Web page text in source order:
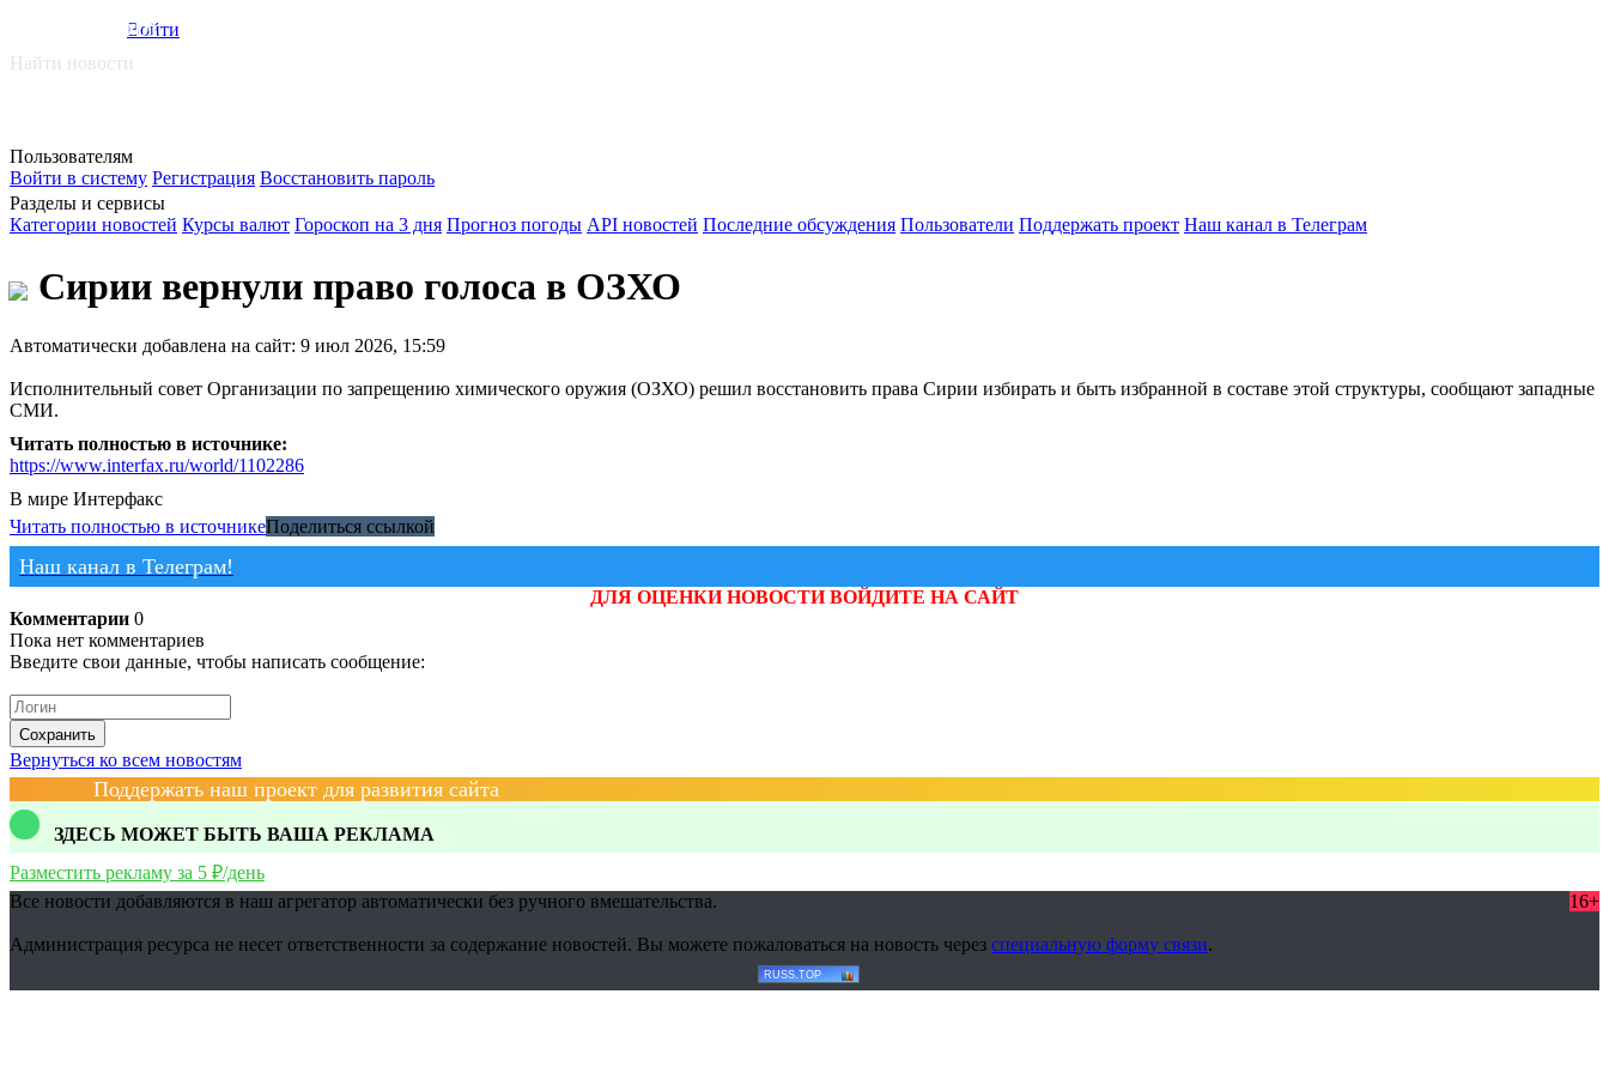
smi.mobi
Войти
Найти новости
Пользователям
Войти в систему Регистрация Восстановить пароль
Разделы и сервисы
Категории новостей Курсы валют Гороскоп на 3 дня Прогноз погоды API новостей Последние обсуждения Пользователи Поддержать проект Наш канал в Телеграм
Сирии вернули право голоса в ОЗХО
Автоматически добавлена на сайт: 9 июл 2026, 15:59
Исполнительный совет Организации по запрещению химического оружия (ОЗХО) решил восстановить права Сирии избирать и быть избранной в составе этой структуры, сообщают западные
СМИ.
Читать полностью в источнике:
https://www.interfax.ru/world/1102286
В мире Интерфакс
Читать полностью в источникеПоделиться ссылкой
Наш канал в Телеграм!
ДЛЯ ОЦЕНКИ НОВОСТИ ВОЙДИТЕ НА САЙТ
Комментарии 0
Пока нет комментариев
Введите свои данные, чтобы написать сообщение:
Сохранить
Вернуться ко всем новостям
Поддержать наш проект для развития сайта
ЗДЕСЬ МОЖЕТ БЫТЬ ВАША РЕКЛАМА
Разместить рекламу за 5 ₽/день
Все новости добавляются в наш агрегатор автоматически без ручного вмешательства.
16+
Администрация ресурса не несет ответственности за содержание новостей. Вы можете пожаловаться на новость через специальную форму связи.